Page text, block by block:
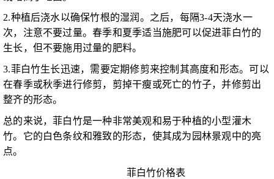
2.种植后浇水以确保竹根的湿润。之后，每隔3-4天浇水一
次，注意不要过量。春季和夏季适当施肥可以促进菲白竹的
生长，但不要施用过量的肥料。
3.菲白竹生长迅速，需要定期修剪来控制其高度和形态。可以
在春季或秋季进行修剪，剪掉干瘦或死亡的竹子，并修剪出
整齐的形态。
总的来说，菲白竹是一种非常美观和易于种植的小型灌木
竹。它的白色条纹和雅致的形态，使其成为园林景观中的亮
点。
菲白竹价格表